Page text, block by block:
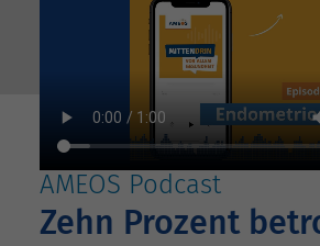
AMEOS Podcast
Zehn Prozent